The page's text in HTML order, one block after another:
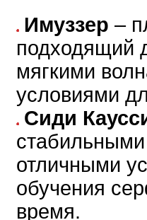
Имуззер –
подходящий
мягкими
условиями
Сиди
отличными
обучения
время.